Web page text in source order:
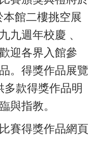
本館二樓挑空展
九週年校慶 、
迎各界入館參
。得獎作品展覽
多款得獎作品明
與指教。
賽得獎作品網頁